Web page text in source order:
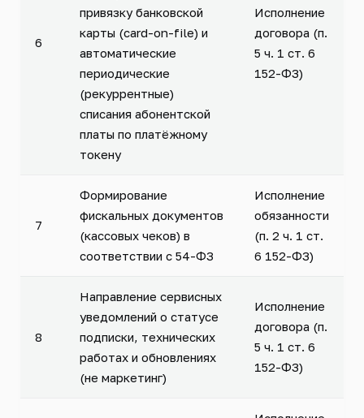
6
привязку банковской
карты (card-on-file) и
автоматические
периодические
(рекуррентные)
списания абонентской
платы по платёжному
токену
Исполнение
договора (п.
5 ч. 1 ст. 6
152-ФЗ)
7
Формирование
фискальных документов
(кассовых чеков) в
соответствии с 54-ФЗ
Исполнение
обязанности
(п. 2 ч. 1 ст.
6 152-ФЗ)
8
Направление сервисных
уведомлений о статусе
подписки, технических
работах и обновлениях
(не маркетинг)
Исполнение
договора (п.
5 ч. 1 ст. 6
152-ФЗ)